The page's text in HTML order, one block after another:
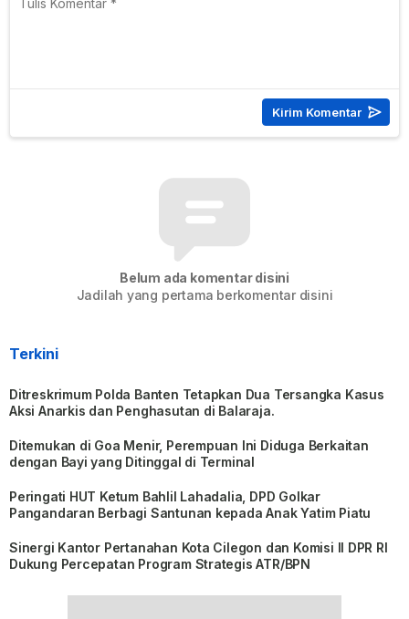
Belum ada komentar disini
Jadilah yang pertama berkomentar disini
Terkini
Ditreskrimum Polda Banten Tetapkan Dua Tersangka Kasus
Aksi Anarkis dan Penghasutan di Balaraja.
Ditemukan di Goa Menir, Perempuan Ini Diduga Berkaitan
dengan Bayi yang Ditinggal di Terminal
Peringati HUT Ketum Bahlil Lahadalia, DPD Golkar
Pangandaran Berbagi Santunan kepada Anak Yatim Piatu
Sinergi Kantor Pertanahan Kota Cilegon dan Komisi II DPR RI
Dukung Percepatan Program Strategis ATR/BPN